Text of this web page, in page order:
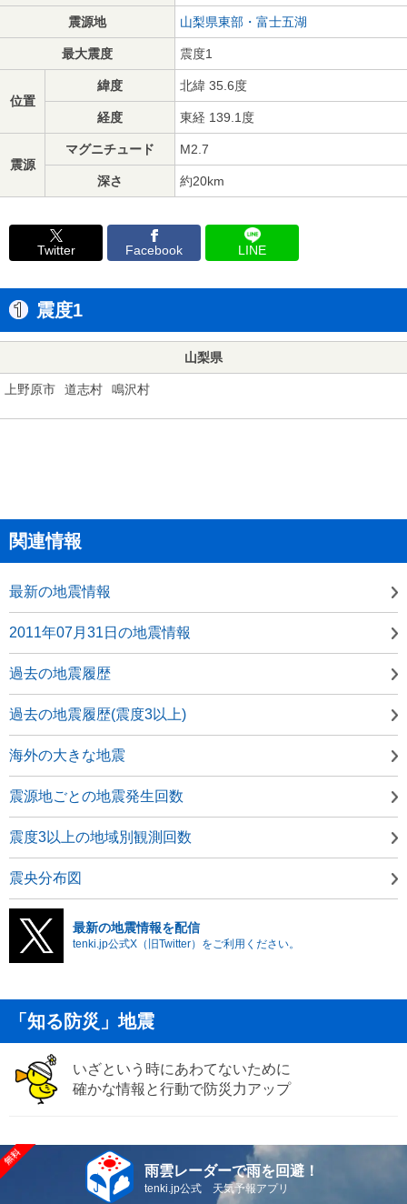
震源地 山梨県東部・富士五湖
最大震度 震度1
位置
緯度 北緯 35.6度
経度 東経 139.1度
震源
マグニチュード M2.7
深さ 約20km
Twitter Facebook LINE
震度1
山梨県
上野原市 道志村 鳴沢村
関連情報
最新の地震情報
2011年07月31日の地震情報
過去の地震履歴
過去の地震履歴(震度3以上)
海外の大きな地震
震源地ごとの地震発生回数
震度3以上の地域別観測回数
震央分布図
最新の地震情報を配信
tenki.jp公式X（旧Twitter）をご利用ください。
「知る防災」地震
いざという時にあわてないために
確かな情報と行動で防災力アップ
雨雲レーダーで雨を回避！
tenki.jp公式 天気予報アプリ